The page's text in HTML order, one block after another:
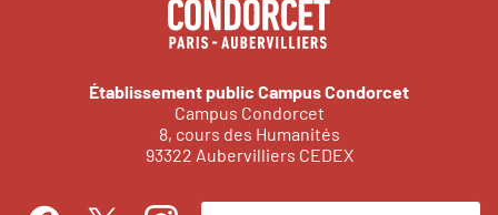
Établissement public Campus Condorcet
Campus Condorcet
8, cours des Humanités
93322 Aubervilliers CEDEX